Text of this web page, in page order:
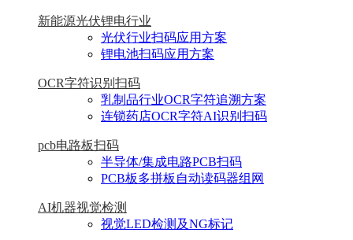
新能源光伏锂电行业
光伏行业扫码应用方案
锂电池扫码应用方案
OCR字符识别扫码
乳制品行业OCR字符追溯方案
连锁药店OCR字符AI识别扫码
pcb电路板扫码
半导体/集成电路PCB扫码
PCB板多拼板自动读码器组网
AI机器视觉检测
视觉LED检测及NG标记